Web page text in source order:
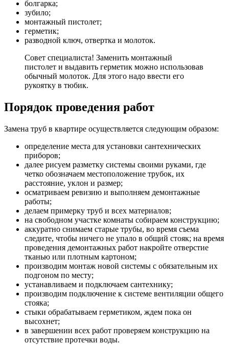
болгарка;
зубило;
монтажный пистолет;
герметик;
разводной ключ, отвертка и молоток.
Совет специалиста! Заменить монтажный
пистолет и выдавить герметик можно использовав
обычный молоток. Для этого надо ввести его
рукоятку в тюбик.
Порядок проведения работ
Замена труб в квартире осуществляется следующим образом:
определение места для установки сантехнических
приборов;
далее рисуем разметку системы своими руками, где
четко обозначаем местоположение трубок, их
расстояние, уклон и размер;
осматриваем ревизию и выполняем демонтажные
работы;
делаем примерку труб и всех материалов;
на свободном участке комнаты собираем конструкцию;
аккуратно снимаем старые трубы, во время съема
следите, чтобы ничего не упало в общий стояк; на время
проведения демонтажных работ накройте отверстие
тканью или плотным картоном;
производим монтаж новой системы с обязательным их
подгоном по месту;
устанавливаем и подключаем сантехнику;
производим подключение к системе вентиляции общего
стояка;
стыки обрабатываем герметиком, ждем пока он
высохнет;
в завершении всех работ проверяем конструкцию на
отсутствие протечки воды.